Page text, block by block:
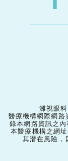
濰視眼
醫療機構網際網路
錄本網路資訊之
本醫療機構之網
其潛在風險，